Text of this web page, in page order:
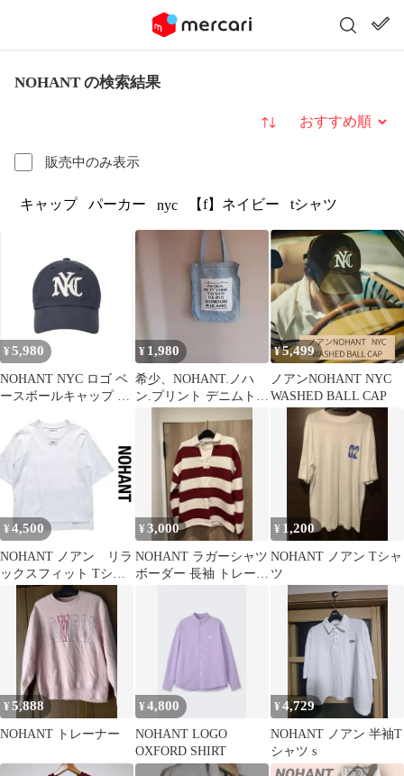
NOHANT の検索結果
販売中のみ表示
並び替え
キャップ パーカー nyc 【f】ネイビー tシャツ
¥ 5,980
NOHANT NYC ロゴ ベ
ースボールキャップ ネ
¥ 1,980
希少、NOHANT.ノハ
ン.プリント デニムトー
¥5,499
ノアンNOHANT NYC
WASHED BALL CAP
¥ 4,500
NOHANT ノアン リラ
ックスフィット Tシャ
ツ 韓国 archive
¥3,000
NOHANT ラガーシャツ
ボーダー 長袖 トレーナ
¥ 1,200
NOHANT ノアン Tシャ
ツ
¥5,888
NOHANT トレーナー
¥4,800
NOHANT LOGO
OXFORD SHIRT
¥4,729
NOHANT ノアン 半袖T
シャツ s